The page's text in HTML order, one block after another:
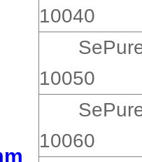
10040
10050
10060